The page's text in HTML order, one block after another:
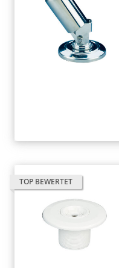
TOP BEWERTET